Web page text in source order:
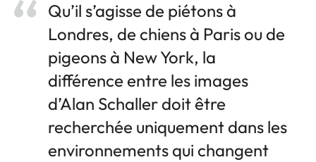
Qu’il s’agisse de piétons à
Londres, de chiens à Paris ou de
pigeons à New York, la
différence entre les images
d’Alan Schaller doit être
recherchée uniquement dans les
environnements qui changent